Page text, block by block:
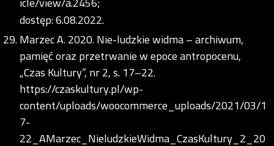
dostęp: 6.08.2022.
Marzec A. 2020. Nie-ludzkie widma – archiwum,
pamięć oraz przetrwanie w epoce antropocenu,
„Czas Kultury”, nr 2, s. 17–22.
https://czaskultury.pl/wp-
content/uploads/woocommerce_uploads/2021/03/1
7-
22_AMarzec_NieludzkieWidma_CzasKultury_2_20